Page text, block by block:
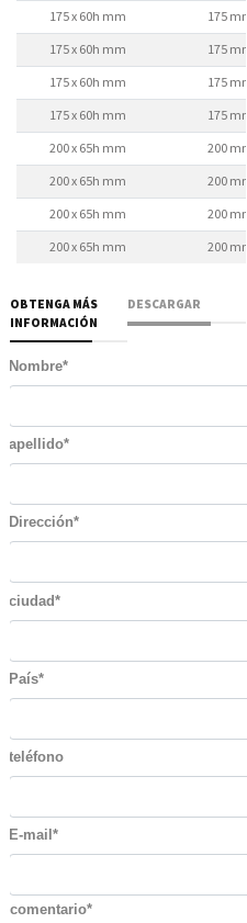
175 x 60h mm
175 mm
175 x 60h mm
175 mm
175 x 60h mm
175 mm
175 x 60h mm
175 mm
200 x 65h mm
200 mm
200 x 65h mm
200 mm
200 x 65h mm
200 mm
200 x 65h mm
200 mm
OBTENGA MÁS
INFORMACIÓN
DESCARGAR